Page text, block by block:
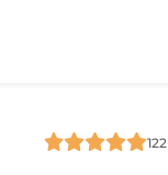
122